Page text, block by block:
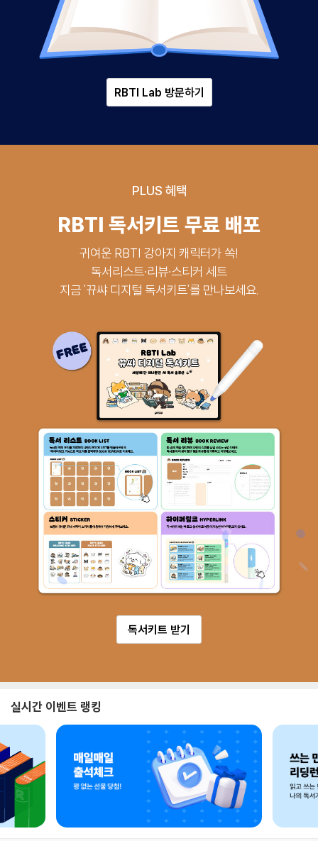
RBTI Lab 방문하기
PLUS 혜택
RBTI 독서키트 무료 배포
귀여운 RBTI 강아지 캐릭터가 쏙!
독서리스트·리뷰·스티커 세트
지금 '뀨쌰 디지털 독서키트'를 만나보세요.
독서키트 받기
실시간 이벤트 랭킹